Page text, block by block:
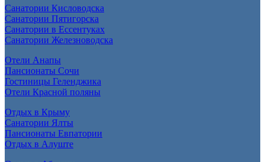
Санатории Кисловодска
Санатории Пятигорска
Санатории в Ессентуках
Санатории Железноводска
Отели Анапы
Пансионаты Сочи
Гостиницы Геленджика
Отели Красной поляны
Отдых в Крыму
Санатории Ялты
Пансионаты Евпатории
Отдых в Алуште